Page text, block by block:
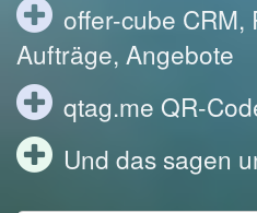
offer-cube CRM,
Aufträge, Angebote
qtag.me QR-
Und das sagen